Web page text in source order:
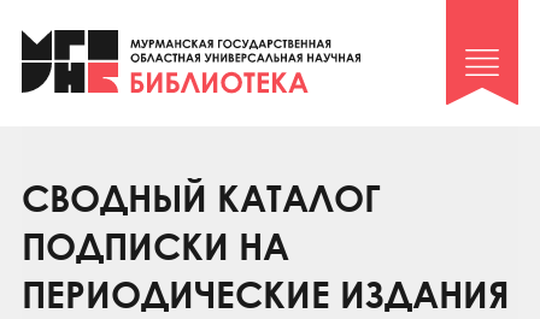
Клуб «Гиря и сельдерей»
Клуб «Семейный архив»
Коллегам
Контакты
СВОДНЫЙ КАТАЛОГ
ПОДПИСКИ НА
ПЕРИОДИЧЕСКИЕ ИЗДАНИЯ